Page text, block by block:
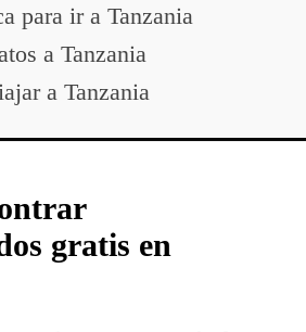
para ir a Tanzania
a Tanzania
a Tanzania
gratis en